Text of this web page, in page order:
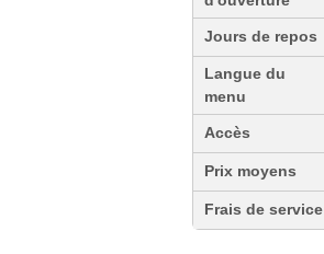
Jours de repos
Langue du
menu
Accès
Prix moyens
Frais de service